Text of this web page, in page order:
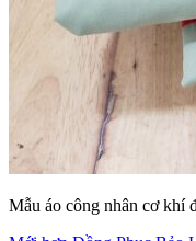
Mẫu áo công nhân cơ khí